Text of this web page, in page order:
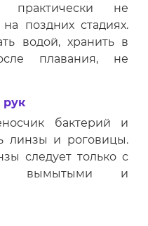
практически не
поздних стадиях.
водой, хранить в
плавания, не
рук
бактерий и
линзы и роговицы.
следует только с
вымытыми и